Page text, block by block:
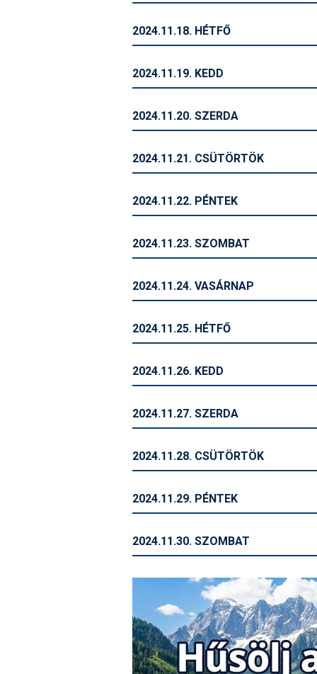
2024.11.18. HÉTFŐ
2024.11.19. KEDD
2024.11.20. SZERDA
2024.11.21. CSÜTÖRTÖK
2024.11.22. PÉNTEK
2024.11.23. SZOMBAT
2024.11.24. VASÁRNAP
2024.11.25. HÉTFŐ
2024.11.26. KEDD
2024.11.27. SZERDA
2024.11.28. CSÜTÖRTÖK
2024.11.29. PÉNTEK
2024.11.30. SZOMBAT